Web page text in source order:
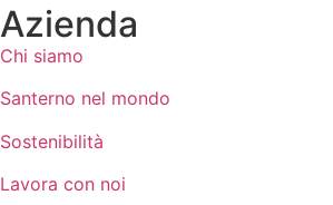
Azienda
Chi siamo
Santerno nel mondo
Sostenibilità
Lavora con noi